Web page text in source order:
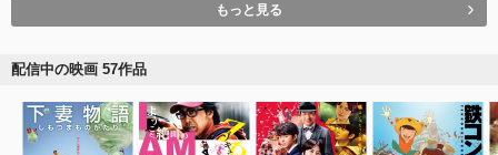
もっと見る
配信中の映画 57作品